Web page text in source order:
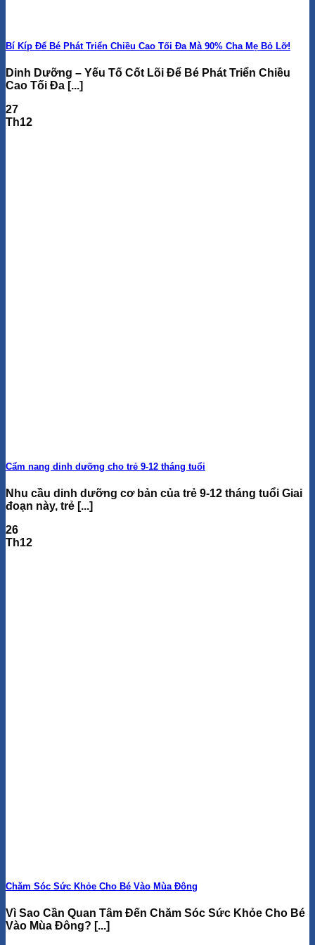
Bí Kíp Để Bé Phát Triển Chiều Cao Tối Đa Mà 90% Cha Mẹ Bỏ Lỡ!
Dinh Dưỡng – Yếu Tố Cốt Lõi Để Bé Phát Triển Chiều
Cao Tối Đa [...]
27
Th12
Cẩm nang dinh dưỡng cho trẻ 9-12 tháng tuổi
Nhu cầu dinh dưỡng cơ bản của trẻ 9-12 tháng tuổi Giai
đoạn này, trẻ [...]
26
Th12
Chăm Sóc Sức Khỏe Cho Bé Vào Mùa Đông
Vì Sao Cần Quan Tâm Đến Chăm Sóc Sức Khỏe Cho Bé
Vào Mùa Đông? [...]